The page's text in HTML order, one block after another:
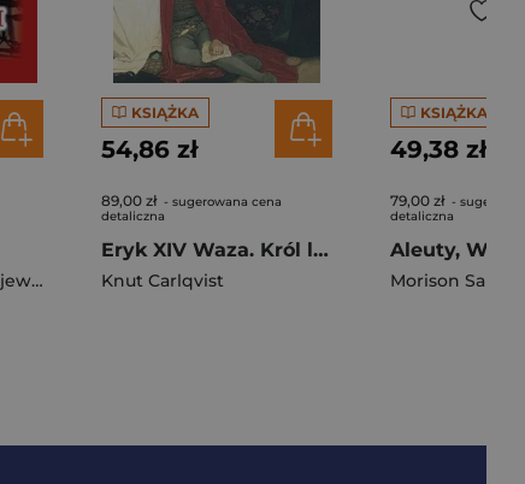
Sokołow Borys Nikołajewicz
KSIĄŻKA
54,86 zł
89,00 zł - sugerowana cena
detaliczna
Eryk XIV Waza. Król ludu w.3
Knut Carlqvist
KSIĄŻKA
49,38 zł
79,00 zł -
detaliczna
Morison